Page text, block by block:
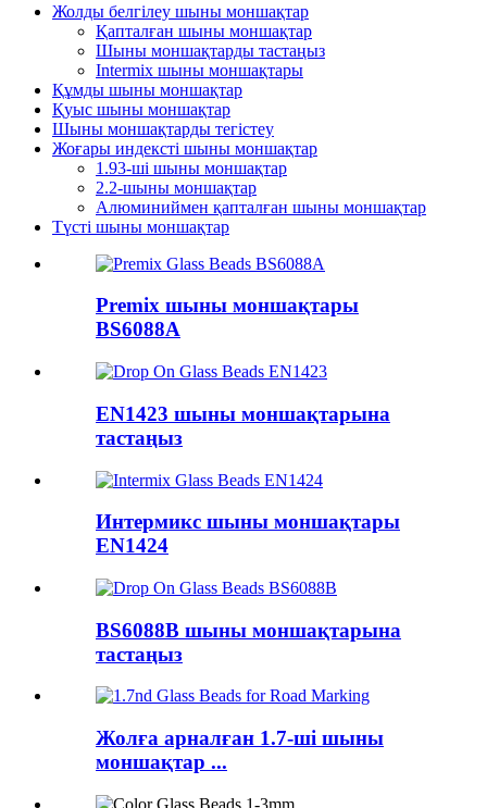
Жолды белгілеу шыны моншақтар
Қапталған шыны моншақтар
Шыны моншақтарды тастаңыз
Intermix шыны моншақтары
Құмды шыны моншақтар
Қуыс шыны моншақтар
Шыны моншақтарды тегістеу
Жоғары индексті шыны моншақтар
1.93-ші шыны моншақтар
2.2-шыны моншақтар
Алюминиймен қапталған шыны моншақтар
Түсті шыны моншақтар
Premix шыны моншақтары
BS6088A
EN1423 шыны моншақтарына
тастаңыз
Интермикс шыны моншақтары
EN1424
BS6088B шыны моншақтарына
тастаңыз
Жолға арналған 1.7-ші шыны
моншақтар ...